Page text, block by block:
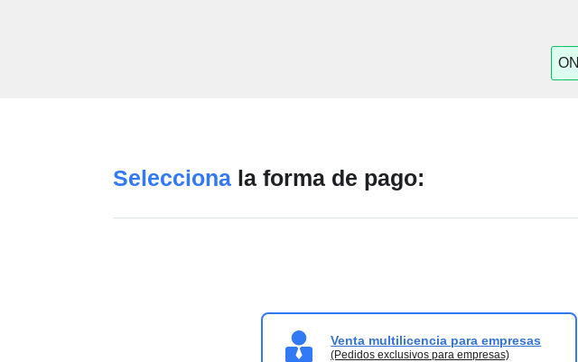
Seleccionala forma de pago:
Venta multilicencia para empresas
(Pedidos exclusivos para empresas)